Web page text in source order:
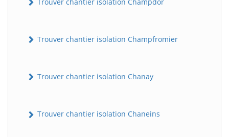
Trouver chantier isolation Champfromier
Trouver chantier isolation Chanay
Trouver chantier isolation Chaneins